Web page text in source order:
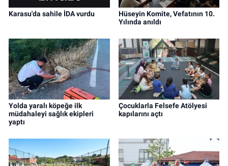
Karasu'da sahile İDA vurdu
Hüseyin Komite, Vefatının 10.
Yılında anıldı
Yolda yaralı köpeğe ilk
müdahaleyi sağlık ekipleri
yaptı
Çocuklarla Felsefe Atölyesi
kapılarını açtı